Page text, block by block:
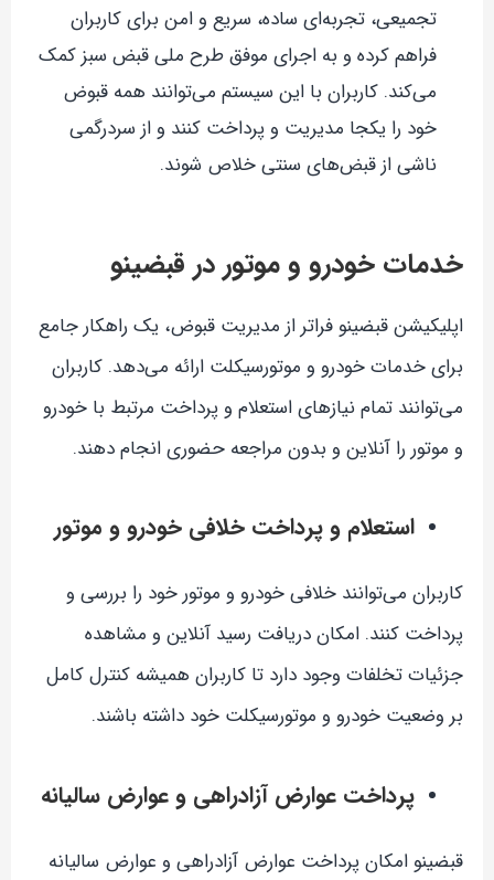
تجمیعی، تجربه‌ای ساده، سریع و امن برای کاربران
فراهم کرده و به اجرای موفق طرح ملی قبض سبز کمک
می‌کند. کاربران با این سیستم می‌توانند همه قبوض
خود را یکجا مدیریت و پرداخت کنند و از سردرگمی
ناشی از قبض‌های سنتی خلاص شوند.
خدمات خودرو و موتور در قبضینو
اپلیکیشن قبضینو فراتر از مدیریت قبوض، یک راهکار جامع
برای خدمات خودرو و موتورسیکلت ارائه می‌دهد. کاربران
می‌توانند تمام نیازهای استعلام و پرداخت مرتبط با خودرو
و موتور را آنلاین و بدون مراجعه حضوری انجام دهند.
استعلام و پرداخت خلافی خودرو و موتور
کاربران می‌توانند خلافی خودرو و موتور خود را بررسی و
پرداخت کنند. امکان دریافت رسید آنلاین و مشاهده
جزئیات تخلفات وجود دارد تا کاربران همیشه کنترل کامل
بر وضعیت خودرو و موتورسیکلت خود داشته باشند.
پرداخت عوارض آزادراهی و عوارض سالیانه
قبضینو امکان پرداخت عوارض آزادراهی و عوارض سالیانه